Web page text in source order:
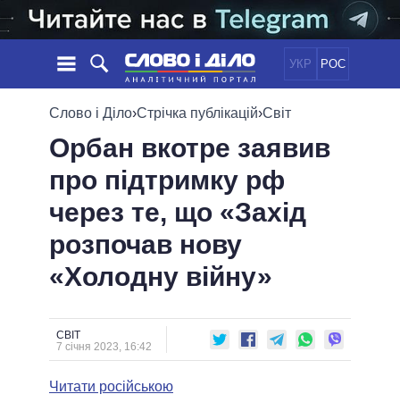
УКР РОС
НОВИНИ
СТРІЧКА
ПОДІЇ
СТАТТІ
ДУМКИ
ОГЛЯДИ
ДАЙДЖЕСТИ
ПОЛІТИКА
ЕКОНОМІКА
СУСПІЛЬСТВО
ОБIЦЯНКИ
ПОЛIТИКИ
УСІ ПОЛІТИКИ
ПРЕЗИДЕНТ І ОФІС
ВЕРХОВНА РАДА
ГОЛОВИ ОБЛАДМІНІСТРАЦІЙ
МЕРИ МІСТ
ВСІ ПЕРСОНИ
ІНФОГРАФІКА
ВІДЕО
ПОРІВНЯННЯ ПОЛІТИКІВ
Слово і Діло›Стрічка публікацій›Світ
Орбан вкотре заявив
про підтримку рф
через те, що «Захід
розпочав нову
«Холодну війну»
СВІТ
7 січня 2023, 16:42
Читати російською